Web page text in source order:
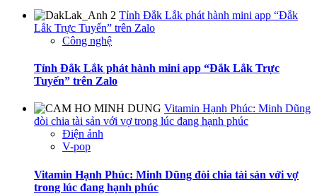
Tỉnh Đắk Lắk phát hành mini app “Đắk
Lắk Trực Tuyến” trên Zalo
Công nghệ
Tỉnh Đắk Lắk phát hành mini app “Đắk Lắk Trực
Tuyến” trên Zalo
Vitamin Hạnh Phúc: Minh Dũng
đòi chia tài sản với vợ trong lúc đang hạnh phúc
Điện ảnh
V-pop
Vitamin Hạnh Phúc: Minh Dũng đòi chia tài sản với vợ
trong lúc đang hạnh phúc